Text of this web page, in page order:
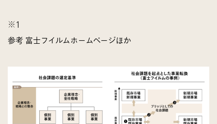
※1
参考 富士フイルムホームページほか